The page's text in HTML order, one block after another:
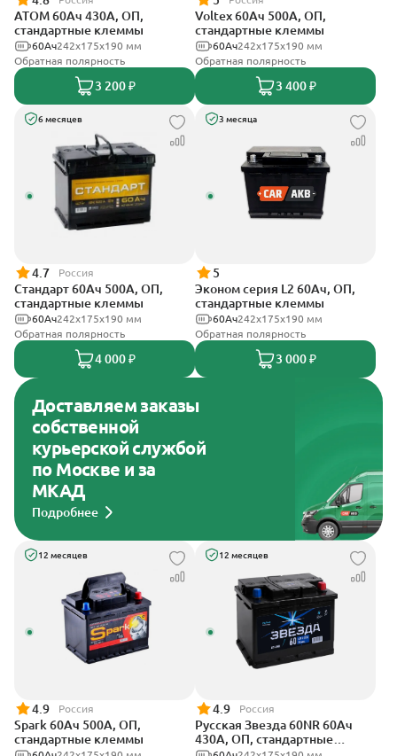
АТОМ 60Ач 430А, ОП,
стандартные клеммы
242х175х190 мм
60Ач
Обратная полярность
3 200 ₽
Voltex 60Ач 500А, ОП,
стандартные клеммы
242х175х190 мм
60Ач
Обратная полярность
3 400 ₽
6 месяцев
4.7 Россия
Стандарт 60Ач 500А, ОП,
стандартные клеммы
242x175x190 мм
60Ач
Обратная полярность
4 000 ₽
3 месяца
5
Эконом серия L2 60Ач, ОП,
стандартные клеммы
242х175х190 мм
60Ач
Обратная полярность
3 000 ₽
Доставляем заказы
собственной
курьерской службой
по Москве и за
МКАД
Подробнее
12 месяцев
4.9 Россия
Spark 60Ач 500А, ОП,
стандартные клеммы
12 месяцев
4.9 Россия
Русская Звезда 60NR 60Ач
430А, ОП, стандартные